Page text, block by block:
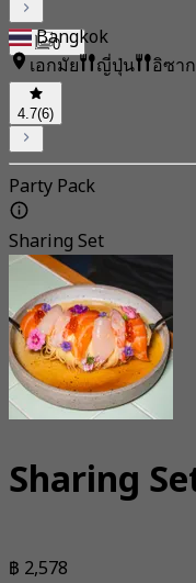
0
Bangkok
เอกมัย
ญี่ปุ่น อิซา
4.7(6)
Party Pack
Sharing Set
Sharing
฿ 2,578